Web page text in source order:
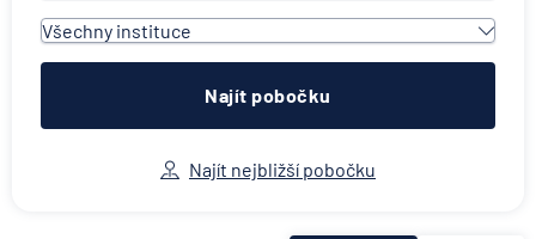
Všechny instituce
Všechny instituce
ACE European Group Ltd
Allianz penzijní společnost
Allianz pojišťovna
Najít pobočku
Najít nejbližší pobočku